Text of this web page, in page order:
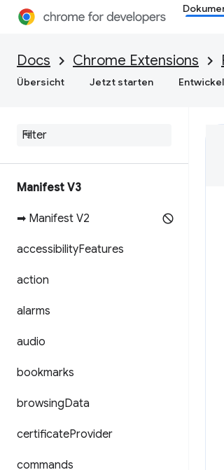
Docs Chrome Extensions
Übersicht Jetzt starten
Manifest V3
➡ Manifest V2
accessibilityFeatures
action
alarms
audio
bookmarks
browsingData
certificateProvider
commands